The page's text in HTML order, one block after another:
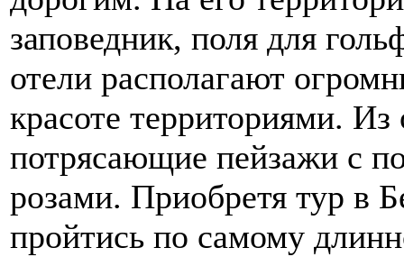
заповедник, поля для
отели располагают
красоте территориями.
потрясающие пейзажи с
розами. Приобретя тур в
пройтись по самому